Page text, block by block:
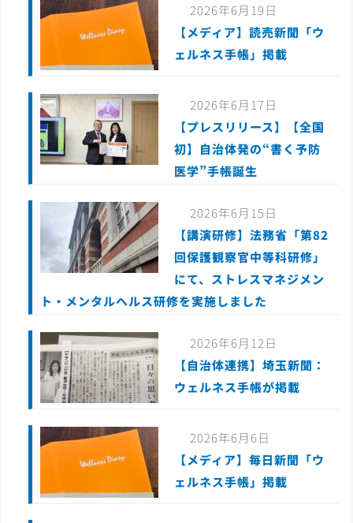
2026年6月19日
【メディア】読売新聞「ウ
ェルネス手帳」掲載
2026年6月17日
【プレスリリース】【全国
初】自治体発の“書く予防
医学”手帳誕生
2026年6月15日
【講演研修】法務省「第82
回保護観察官中等科研修」
にて、ストレスマネジメン
ト・メンタルヘルス研修を実施しました
2026年6月12日
【自治体連携】埼玉新聞：
ウェルネス手帳が掲載
2026年6月6日
【メディア】毎日新聞「ウ
ェルネス手帳」掲載